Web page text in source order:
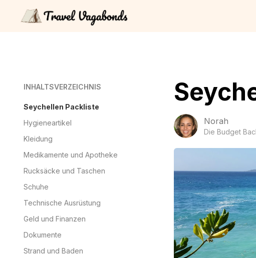
INHALTSVERZEICHNIS
Seychellen Packliste
Hygieneartikel
Kleidung
Medikamente und Apotheke
Rucksäcke und Taschen
Schuhe
Technische Ausrüstung
Geld und Finanzen
Dokumente
Strand und Baden
Norah
Die Budget